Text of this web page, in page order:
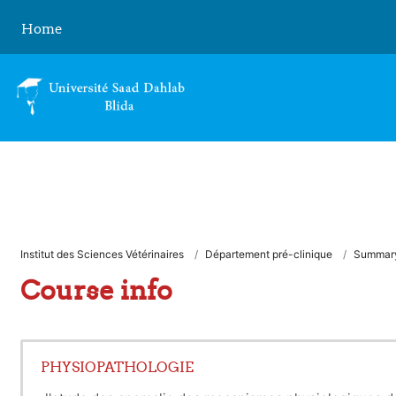
Home
Institut des Sciences Vétérinaires Département pré-clinique
Course info
PHYSIOPATHOLOGIE